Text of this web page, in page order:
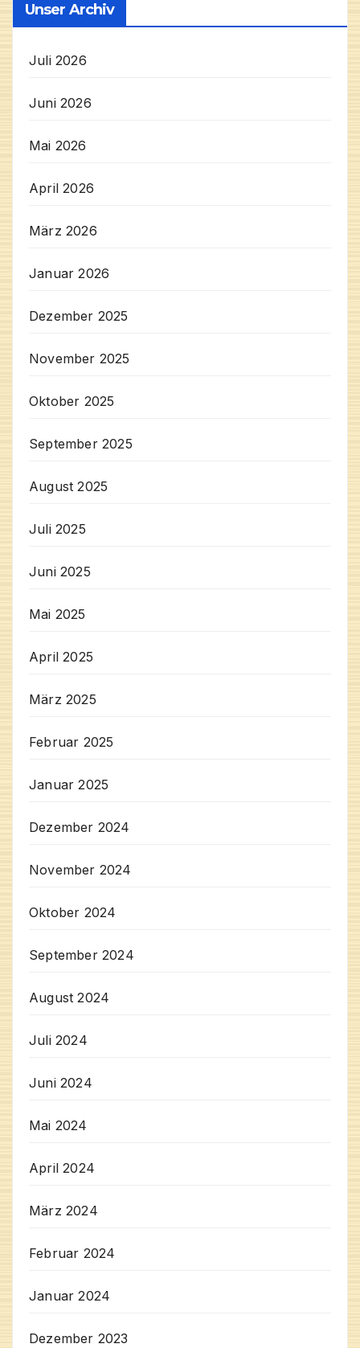
Unser Archiv
Juli 2026
Juni 2026
Mai 2026
April 2026
März 2026
Januar 2026
Dezember 2025
November 2025
Oktober 2025
September 2025
August 2025
Juli 2025
Juni 2025
Mai 2025
April 2025
März 2025
Februar 2025
Januar 2025
Dezember 2024
November 2024
Oktober 2024
September 2024
August 2024
Juli 2024
Juni 2024
Mai 2024
April 2024
März 2024
Februar 2024
Januar 2024
Dezember 2023